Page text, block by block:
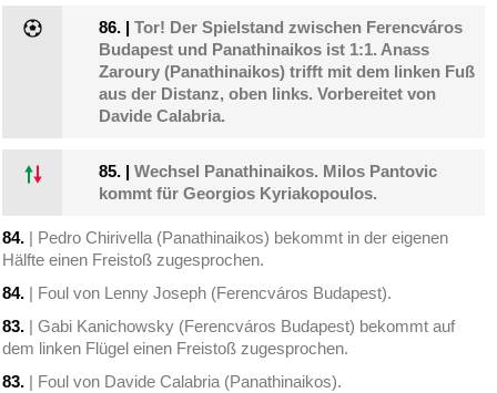
86. |Tor! Der Spielstand zwischen Ferencváros
Budapest und Panathinaikos ist 1:1. Anass
Zaroury (Panathinaikos) trifft mit dem linken Fuß
aus der Distanz, oben links. Vorbereitet von
Davide Calabria.
85. |Wechsel Panathinaikos. Milos Pantovic
kommt für Georgios Kyriakopoulos.
84. | Pedro Chirivella (Panathinaikos) bekommt in der eigenen
Hälfte einen Freistoß zugesprochen.
84. | Foul von Lenny Joseph (Ferencváros Budapest).
83. | Gabi Kanichowsky (Ferencváros Budapest) bekommt auf
dem linken Flügel einen Freistoß zugesprochen.
83. | Foul von Davide Calabria (Panathinaikos).